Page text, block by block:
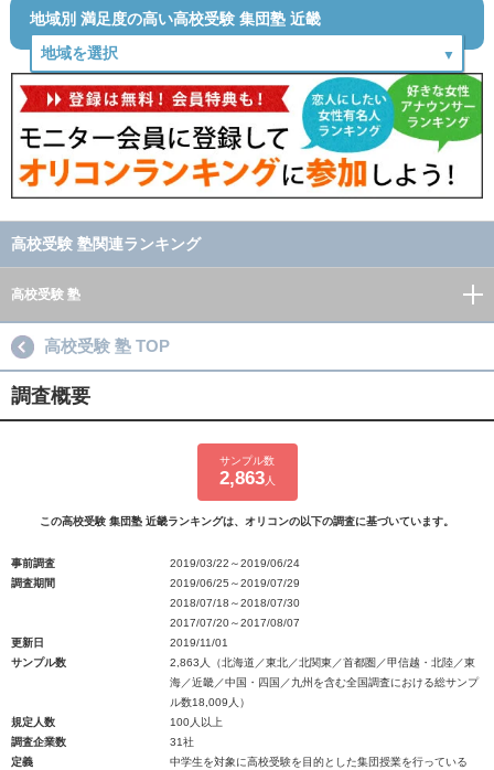
地域別 満足度の高い高校受験 集団塾 近畿
高校受験 塾関連ランキング
高校受験 塾
高校受験 塾 TOP
調査概要
サンプル数
2,863人
この高校受験 集団塾 近畿ランキングは、オリコンの以下の調査に基づいています。
事前調査
2019/03/22～2019/06/24
調査期間
2019/06/25～2019/07/29
2018/07/18～2018/07/30
2017/07/20～2017/08/07
更新日
2019/11/01
サンプル数
2,863人（北海道／東北／北関東／首都圏／甲信越・北陸／東
海／近畿／中国・四国／九州を含む全国調査における総サンプ
ル数18,009人）
規定人数
100人以上
調査企業数
31社
定義
中学生を対象に高校受験を目的とした集団授業を行っている